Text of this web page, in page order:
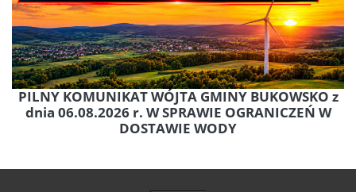
PILNY KOMUNIKAT WÓJTA GMINY BUKOWSKO z
dnia 06.08.2026 r. W SPRAWIE OGRANICZEŃ W
DOSTAWIE WODY